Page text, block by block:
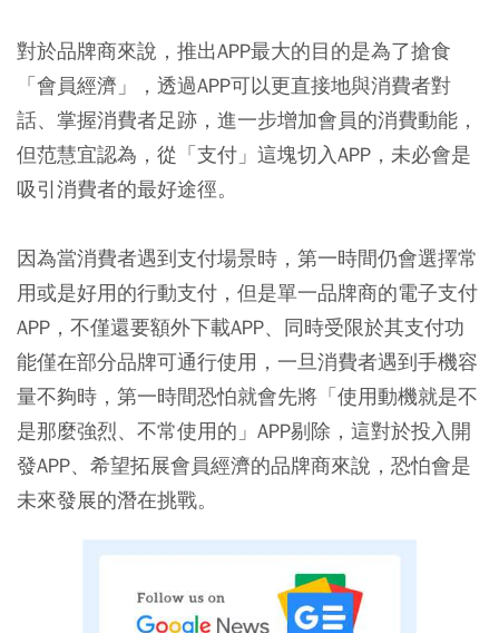
對於品牌商來說，推出APP最大的目的是為了搶食
「會員經濟」，透過APP可以更直接地與消費者對
話、掌握消費者足跡，進一步增加會員的消費動能，
但范慧宜認為，從「支付」這塊切入APP，未必會是
吸引消費者的最好途徑。
因為當消費者遇到支付場景時，第一時間仍會選擇常
用或是好用的行動支付，但是單一品牌商的電子支付
APP，不僅還要額外下載APP、同時受限於其支付功
能僅在部分品牌可通行使用，一旦消費者遇到手機容
量不夠時，第一時間恐怕就會先將「使用動機就是不
是那麼強烈、不常使用的」APP剔除，這對於投入開
發APP、希望拓展會員經濟的品牌商來說，恐怕會是
未來發展的潛在挑戰。